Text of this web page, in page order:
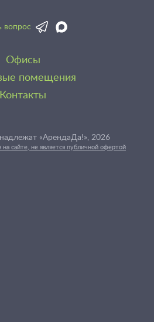
вопрос
Офисы
помещения
Контакты
«АрендаДа!», 2026
сайте, не является публичной офертой